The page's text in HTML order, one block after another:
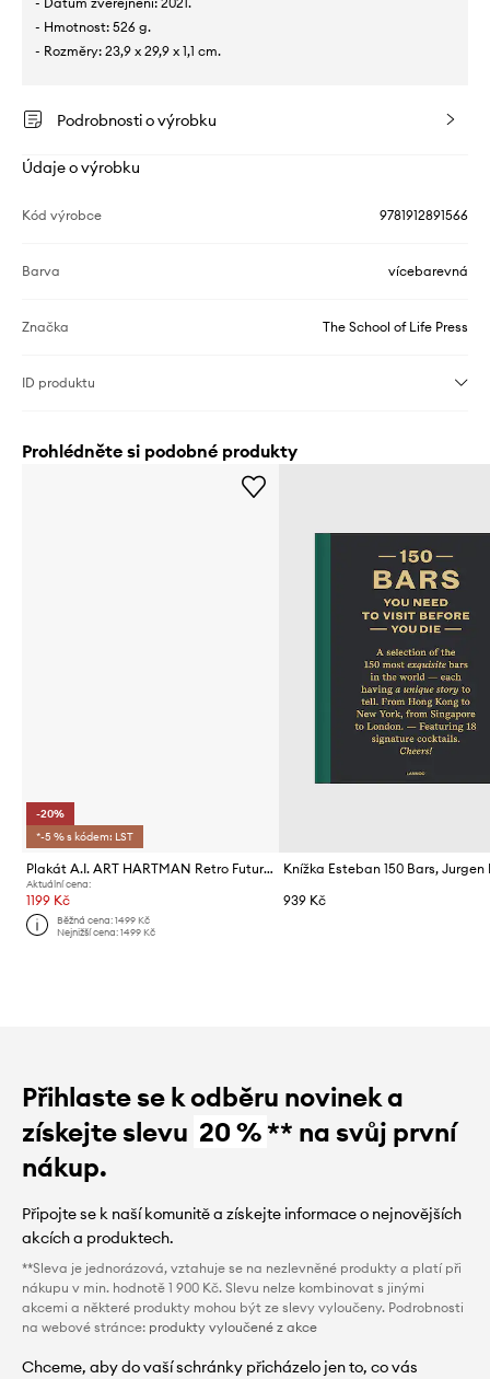
- Hmotnost: 526 g.
- Rozměry: 23,9 x 29,9 x 1,1 cm.
Podrobnosti o výrobku
Údaje o výrobku
Kód výrobce 9781912891566
Barva vícebarevná
Značka The School of Life Press
ID produktu
Prohlédněte si podobné produkty
-20%
*-5 % s kódem: LST
Plakát A.I. ART HARTMAN Retro Future 11, 27,94 x 35,56 cm
Aktuální cena:
1199 Kč
Běžná cena:1499 Kč
Nejnižší cena:1499 Kč
939 Kč
Přihlaste se k odběru novinek a
získejte slevu 20 %** na svůj první
nákup.
Připojte se k naší komunitě a získejte informace o nejnovějších
akcích a produktech.
**Sleva je jednorázová, vztahuje se na nezlevněné produkty a platí při
nákupu v min. hodnotě 1 900 Kč. Slevu nelze kombinovat s jinými
akcemi a některé produkty mohou být ze slevy vyloučeny. Podrobnosti
na webové stránce: produkty vyloučené z akce
Chceme, aby do vaší schránky přicházelo jen to, co vás